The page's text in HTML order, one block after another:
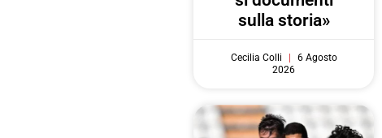
sulla storia»
Cecilia Colli
6 Agosto
2026